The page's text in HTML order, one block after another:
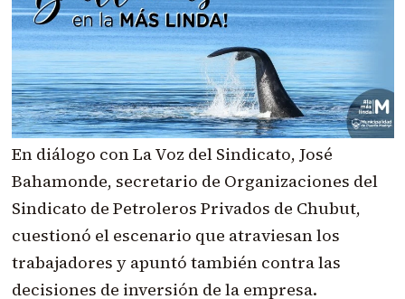
En diálogo con La Voz del Sindicato, José
Bahamonde, secretario de Organizaciones del
Sindicato de Petroleros Privados de Chubut,
cuestionó el escenario que atraviesan los
trabajadores y apuntó también contra las
decisiones de inversión de la empresa.